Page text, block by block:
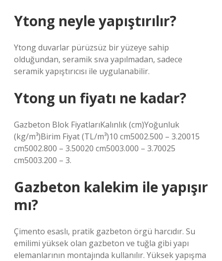
Ytong neyle yapıştırılır?
Ytong duvarlar pürüzsüz bir yüzeye sahip
olduğundan, seramik sıva yapılmadan, sadece
seramik yapıştırıcısı ile uygulanabilir.
Ytong un fiyatı ne kadar?
Gazbeton Blok FiyatlarıKalınlık (cm)Yoğunluk
(kg/m³)Birim Fiyat (TL/m³)10 cm5002.500 – 3.20015
cm5002.800 – 3.50020 cm5003.000 – 3.70025
cm5003.200 – 3.
Gazbeton kalekim ile yapışır
mı?
Çimento esaslı, pratik gazbeton örgü harcıdır. Su
emilimi yüksek olan gazbeton ve tuğla gibi yapı
elemanlarının montajında ​​kullanılır. Yüksek yapışma